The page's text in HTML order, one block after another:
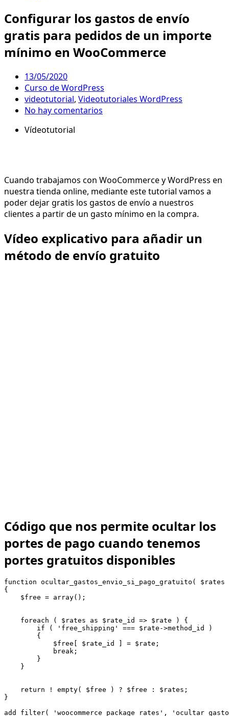
Configurar los gastos de envío
gratis para pedidos de un importe
mínimo en WooCommerce
13/05/2020
Curso de WordPress
videotutorial, Videotutoriales WordPress
No hay comentarios
Vídeotutorial
Cuando trabajamos con WooCommerce y WordPress en
nuestra tienda online, mediante este tutorial vamos a
poder dejar gratis los gastos de envío a nuestros
clientes a partir de un gasto mínimo en la compra.
Vídeo explicativo para añadir un
método de envío gratuito
Código que nos permite ocultar los
portes de pago cuando tenemos
portes gratuitos disponibles
function ocultar_gastos_envio_si_pago_gratuito( $rates
{
    $free = array();
    foreach ( $rates as $rate_id => $rate ) {
        if ( 'free_shipping' === $rate->method_id )
        {
            $free[ $rate_id ] = $rate;
            break;
        }
    }
    return ! empty( $free ) ? $free : $rates;
}